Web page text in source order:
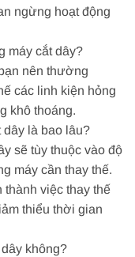
ngừng hoạt động
máy cắt dây?
nên thường
các linh kiện hỏng
khô thoáng.
dây là bao lâu?
sẽ tùy thuộc vào độ
máy cần thay thế.
thành việc thay thế
thiểu thời gian
không?